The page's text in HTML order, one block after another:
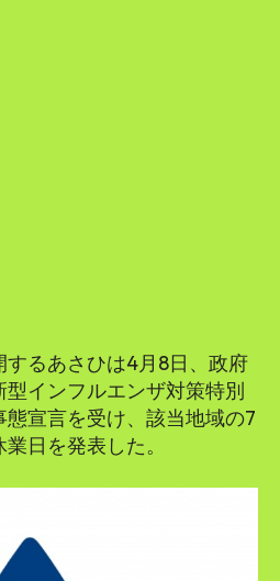
るあさひは4月8日、政府
インフルエンザ対策特別
宣言を受け、該当地域の7
日を発表した。